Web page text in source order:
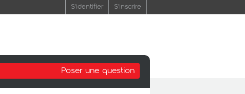
S'identifier S'inscrire
Poser une question